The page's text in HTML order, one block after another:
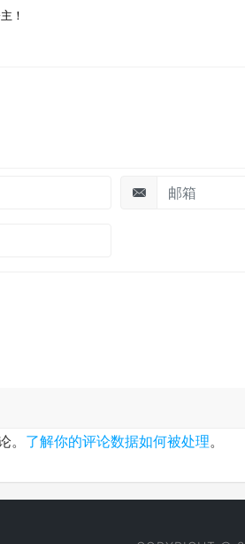
！
了解你的评论数据如何被处理。